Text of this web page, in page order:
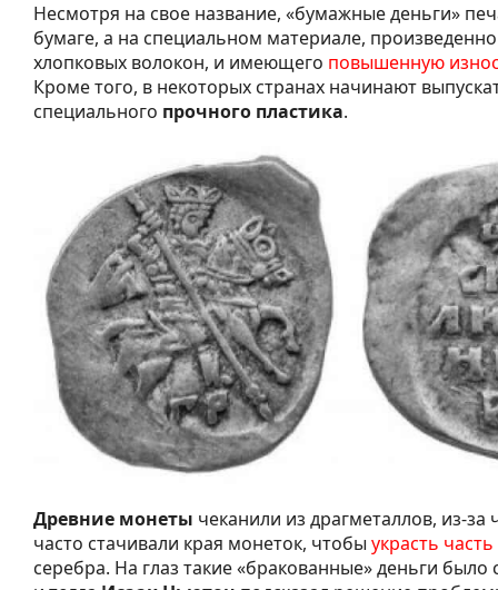
Несмотря на свое название, «бумажные деньги»
бумаге, а на специальном материале,
хлопковых волокон, и имеющего повышенную
Кроме того, в некоторых странах начинают
специального прочного пластика.
Древние монеты чеканили из драгметаллов, из-
часто стачивали края монеток, чтобы украсть
серебра. На глаз такие «бракованные» деньги